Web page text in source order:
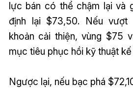
lực bán có thể chậm lại và
định lại $73,50. Nếu vượt
khoản cải thiện, vùng $75
mục tiêu phục hồi kỹ thuật
Ngược lại, nếu bạc phá